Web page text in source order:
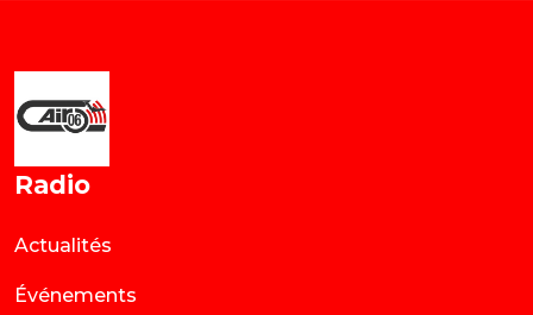
Radio
Actualités
Événements